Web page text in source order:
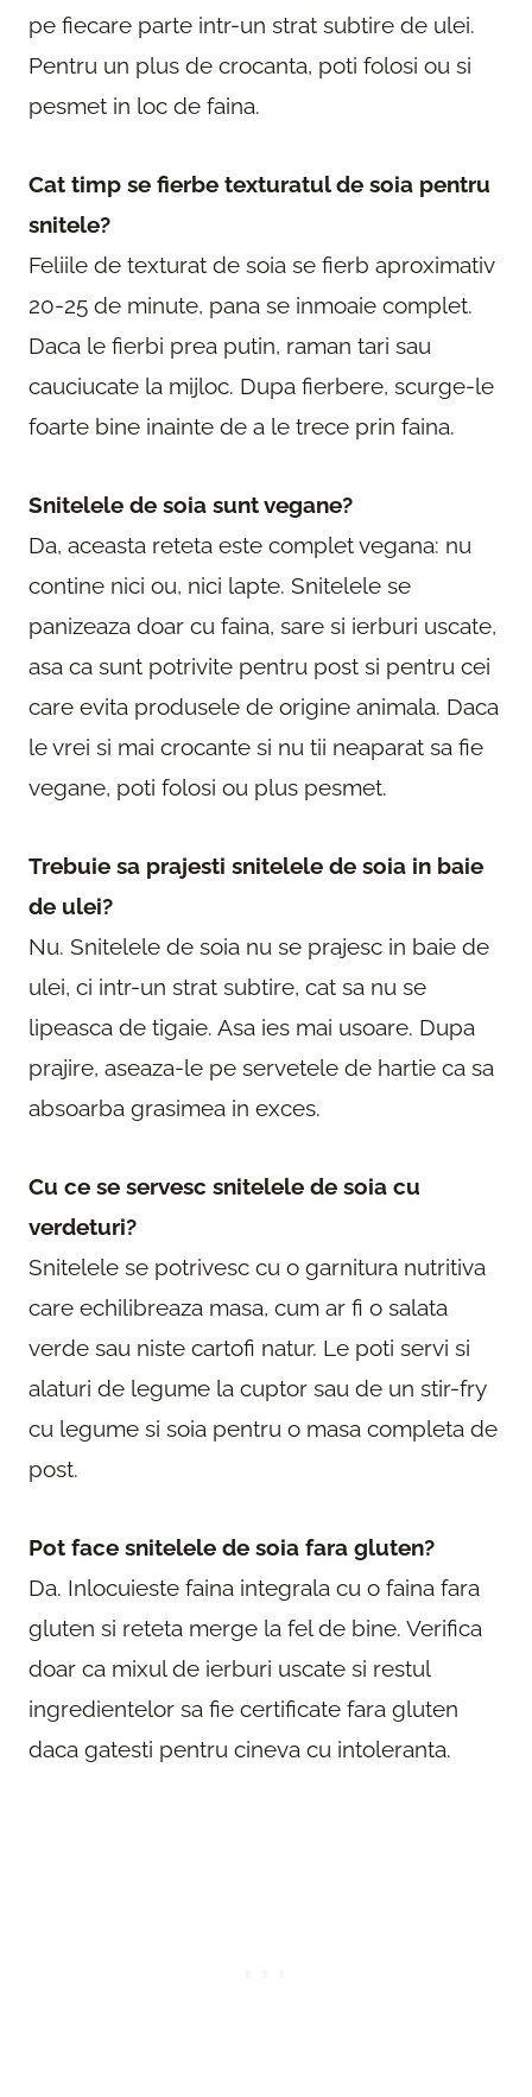
pe fiecare parte intr-un strat subtire de ulei.
Pentru un plus de crocanta, poti folosi ou si
pesmet in loc de faina.
Cat timp se fierbe texturatul de soia pentru
snitele?
Feliile de texturat de soia se fierb aproximativ
20-25 de minute, pana se inmoaie complet.
Daca le fierbi prea putin, raman tari sau
cauciucate la mijloc. Dupa fierbere, scurge-le
foarte bine inainte de a le trece prin faina.
Snitelele de soia sunt vegane?
Da, aceasta reteta este complet vegana: nu
contine nici ou, nici lapte. Snitelele se
panizeaza doar cu faina, sare si ierburi uscate,
asa ca sunt potrivite pentru post si pentru cei
care evita produsele de origine animala. Daca
le vrei si mai crocante si nu tii neaparat sa fie
vegane, poti folosi ou plus pesmet.
Trebuie sa prajesti snitelele de soia in baie
de ulei?
Nu. Snitelele de soia nu se prajesc in baie de
ulei, ci intr-un strat subtire, cat sa nu se
lipeasca de tigaie. Asa ies mai usoare. Dupa
prajire, aseaza-le pe servetele de hartie ca sa
absoarba grasimea in exces.
Cu ce se servesc snitelele de soia cu
verdeturi?
Snitelele se potrivesc cu o garnitura nutritiva
care echilibreaza masa, cum ar fi o salata
verde sau niste cartofi natur. Le poti servi si
alaturi de legume la cuptor sau de un stir-fry
cu legume si soia pentru o masa completa de
post.
Pot face snitelele de soia fara gluten?
Da. Inlocuieste faina integrala cu o faina fara
gluten si reteta merge la fel de bine. Verifica
doar ca mixul de ierburi uscate si restul
ingredientelor sa fie certificate fara gluten
daca gatesti pentru cineva cu intoleranta.